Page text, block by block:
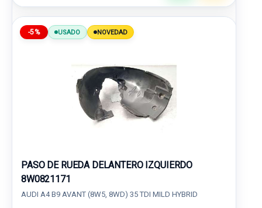
-5% USADO NOVEDAD
PASO DE RUEDA DELANTERO IZQUIERDO
8W0821171
AUDI A4 B9 AVANT (8W5, 8WD) 35 TDI MILD HYBRID